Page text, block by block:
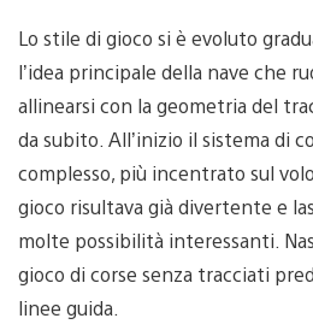
Lo stile di gioco si è evoluto
l’idea principale della nave che
allinearsi con la geometria del
da subito. All’inizio il sistema di
complesso, più incentrato sul
gioco risultava già divertente e
molte possibilità interessanti.
gioco di corse senza tracciati
linee guida.